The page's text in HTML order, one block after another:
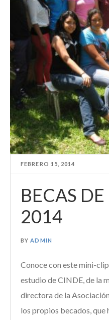
FEBRERO 15, 2014
BECAS
2014
BYADMIN
Conoce con este mini-
estudio de CINDE, de la
directora de la
los propios becados, que